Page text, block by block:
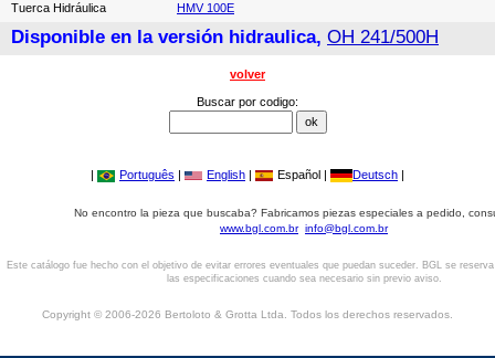
Tuerca Hidráulica
HMV 100E
Disponible en la versión hidraulica, OH 241/500H
volver
Buscar por codigo:
| Português | English | Español | Deutsch |
No encontro la pieza que buscaba? Fabricamos piezas especiales a pedido,
www.bgl.com.br info@bgl.com.br
Este catálogo fue hecho con el objetivo de evitar errores eventuales que puedan suceder. BGL se
las especificaciones cuando sea necesario sin previo aviso.
Copyright © 2006-2026 Bertoloto & Grotta Ltda. Todos los derechos reservados.